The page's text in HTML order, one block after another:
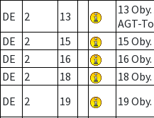
DE
2 13
13
AGT-
DE
2 15 15
DE
2 16 16
DE
2 18 18
DE
2 19 19